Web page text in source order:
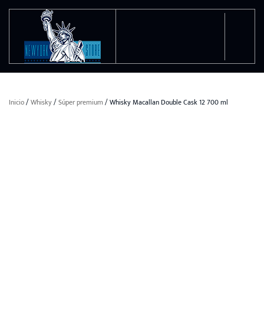
Ir al contenido principal
Inicio/Whisky/Súper premium / Whisky Macallan Double Cask 12 700 ml